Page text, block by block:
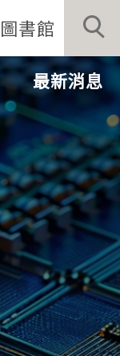
圖書館
最新消息